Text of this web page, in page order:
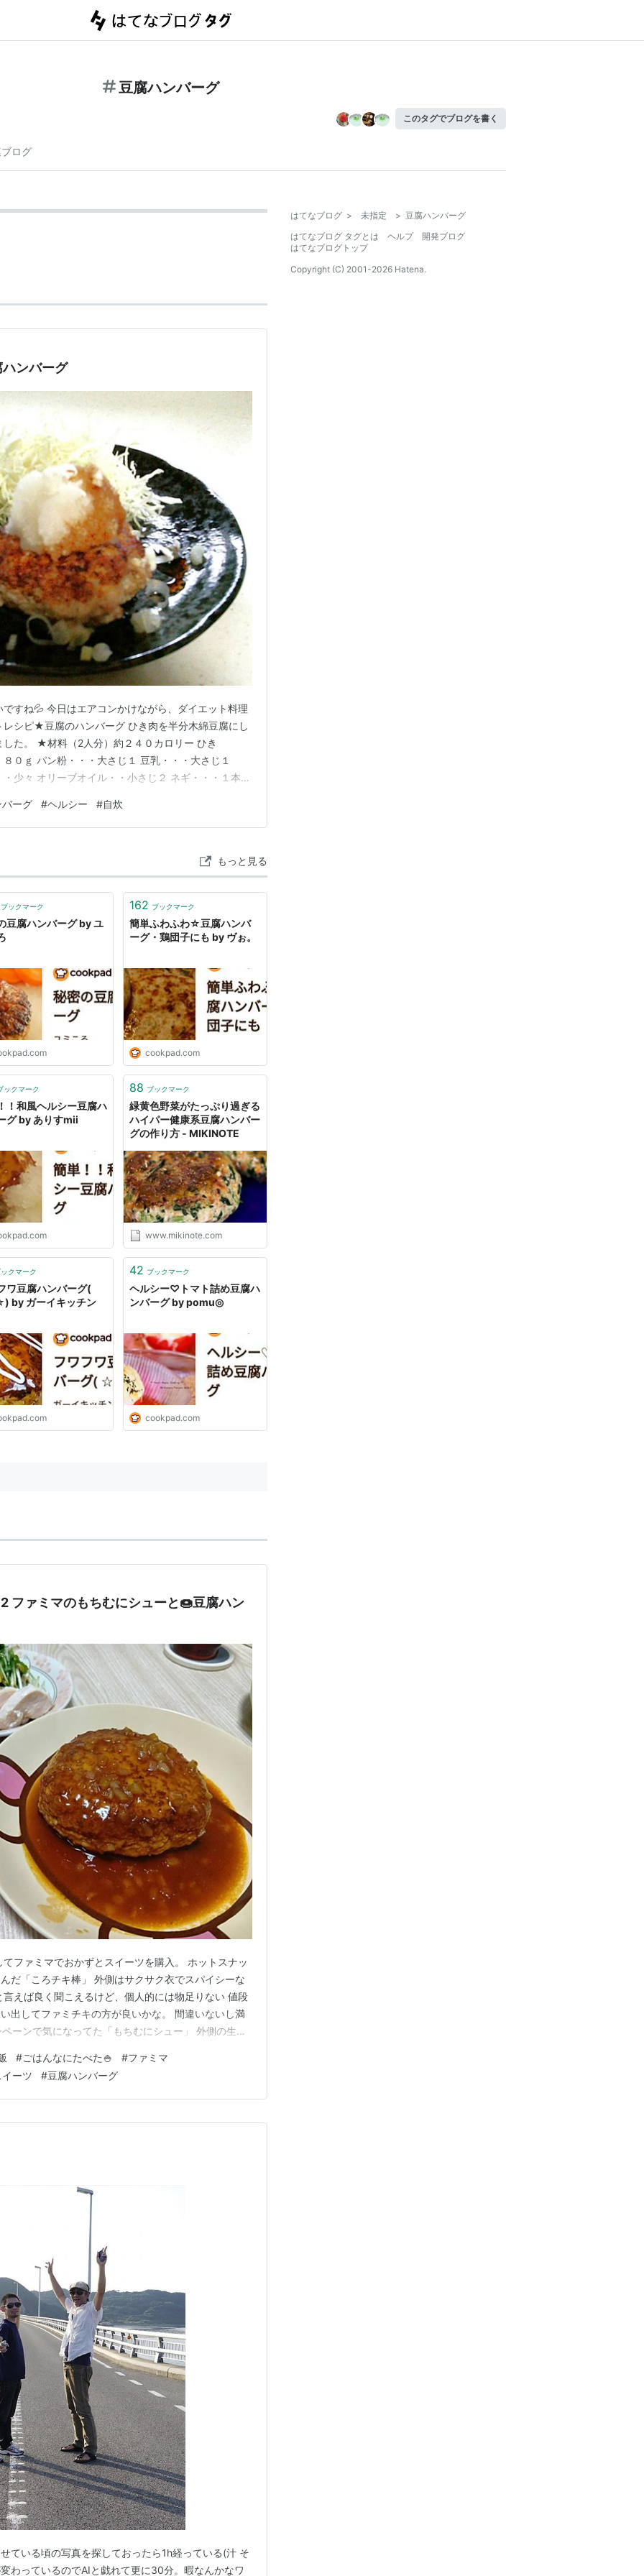
豆腐ハンバーグ
このタグでブログを書く
ログ
ンバーグ
すね💦 今日はエアコンかけながら、ダイエット料理
シピ★豆腐のハンバーグ ひき肉を半分木綿豆腐にし
た。 ★材料（2人分）約２４０カロリー ひき
０ｇ パン粉・・・大さじ１ 豆乳・・・大さじ１
少々 オリーブオイル・・小さじ２ ネギ・・・１本
状につぶす。 パン粉は牛乳でしめらせておく。 ②ボ
ン粉、牛乳、…
ーグ #ヘルシー #自炊
もっと見る
ブックマーク
豆腐ハンバーグ by ユ
162 ブックマーク
簡単ふわふわ☆豆腐ハンバ
ーグ・鶏団子にも by ヴぉ。
cookpad.com
ックマーク
！和風ヘルシー豆腐ハ
グ by ありすmii
88 ブックマーク
緑黄色野菜がたっぷり過ぎる
ハイパー健康系豆腐ハンバー
グの作り方 - MIKINOTE
www.mikinote.com
クマーク
ワ豆腐ハンバーグ(
ガーイキッチン
42 ブックマーク
ヘルシー♡トマト詰め豆腐ハ
ンバーグ by pomu◎
cookpad.com
ファミマのもちむにシューと🍩豆腐ハン
ファミマでおかずとスイーツを購入。 ホットスナッ
だ「ころチキ棒」 外側はサクサク衣でスパイシーな
えば良く聞こえるけど、個人的には物足りない 値段
出してファミチキの方が良いかな。 間違いないし満
ーンで気になってた「もちむにシュー」 外側の生地
ムは、生クリームと比べてあっさりしてるけど…な
ュークリームはカスタ…
#ごはんなにたべた🍚 #ファミマ
ーツ
#豆腐ハンバーグ
ている頃の写真を探しておったら1h経っている(汁 そ
わっているのでAIと戯れて更に30分。暇なんかなワ
はてなブログ > 未指定 > 豆腐ハンバーグ
はてなブログ タグとは
ヘルプ
開発ブログ
はてなブログトップ
Copyright (C) 2001-2026 Hatena.